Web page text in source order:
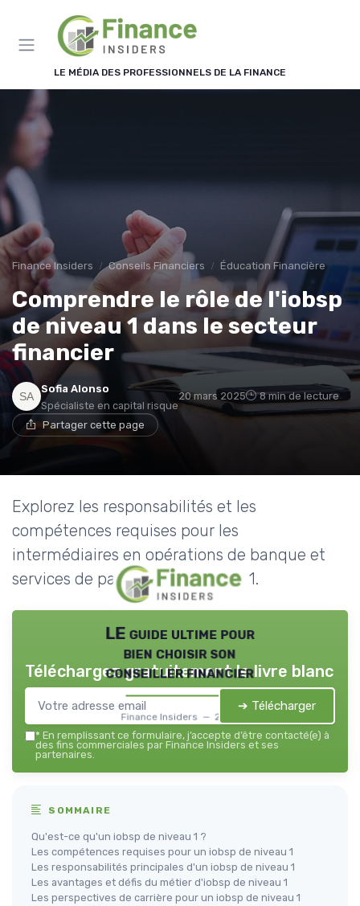
LE MÉDIA DES PROFESSIONNELS DE LA FINANCE
Finance Insiders Conseils Financiers Éducation Financière
Comprendre le rôle de l'iobsp
de niveau 1 dans le secteur
financier
Sofia Alonso
Spécialiste en capital risque
20 mars 2025 8 min de lecture
Partager cette page
Explorez les responsabilités et les
compétences requises pour les
intermédiaires en opérations de banque et
services de paiement de niveau 1.
LE guide ultime pour
bien choisir son
conseiller financier
Finance Insiders — 2026
Téléchargez gratuitement le livre blanc
➔ Télécharger
* En remplissant ce formulaire, j’accepte d’être contacté(e) à
des fins commerciales par Finance Insiders et ses
partenaires.
SOMMAIRE
Qu'est-ce qu'un iobsp de niveau 1 ?
Les compétences requises pour un iobsp de niveau 1
Les responsabilités principales d'un iobsp de niveau 1
Les avantages et défis du métier d'iobsp de niveau 1
Les perspectives de carrière pour un iobsp de niveau 1